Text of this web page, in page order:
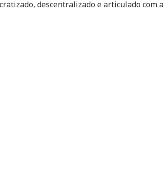
descentralizado e articulado com a